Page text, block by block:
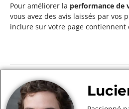
Pour améliorer la performance de
vous avez des avis laissés par
inclure sur votre page contiennent